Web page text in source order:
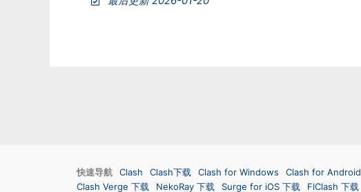
快速导航 Clash Clash下载 Clash for Windows Clash for Android
Clash Verge 下载
NekoRay 下载 Surge for iOS 下载 FlClash 下载